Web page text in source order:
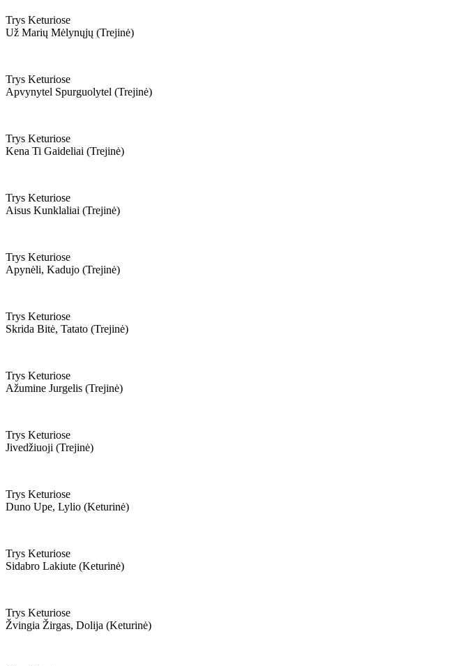
Trys Keturiose
Už Marių Mėlynųjų (trejinė)
Trys Keturiose
Apvynytel Spurguolytel (trejinė)
Trys Keturiose
Kena Ti Gaideliai (trejinė)
Trys Keturiose
Aisus Kunklaliai (trejinė)
Trys Keturiose
Apynėli, Kadujo (trejinė)
Trys Keturiose
Skrida Bitė, Tatato (trejinė)
Trys Keturiose
Ažumine Jurgelis (trejinė)
Trys Keturiose
Jivedžiuoji (trejinė)
Trys Keturiose
Duno Upe, Lylio (keturinė)
Trys Keturiose
Sidabro Lakiute (keturinė)
Trys Keturiose
Žvingia Žirgas, Dolija (keturinė)